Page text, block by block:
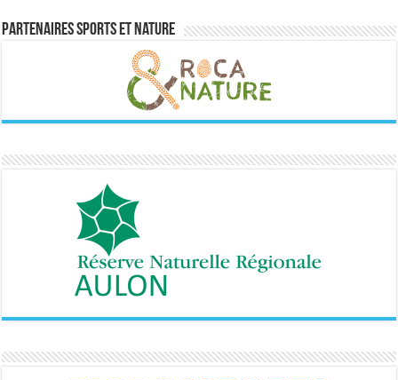
Partenaires sports et nature